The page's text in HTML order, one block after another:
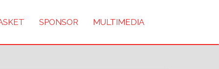
SPONSOR MULTIMEDIA